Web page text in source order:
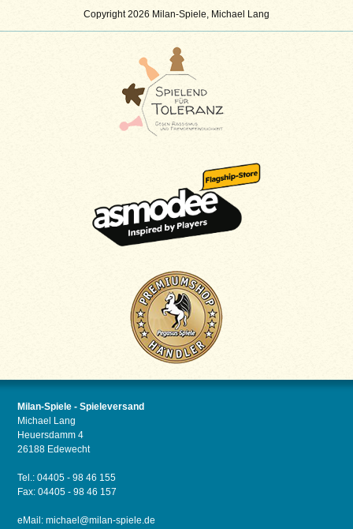
Copyright 2026 Milan-Spiele, Michael Lang
Milan-Spiele - Spieleversand
Michael Lang
Heuersdamm 4
26188 Edewecht
Tel.: 04405 - 98 46 155
Fax: 04405 - 98 46 157
eMail:michael@milan-spiele.de